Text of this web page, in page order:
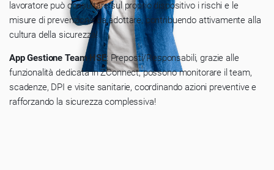
lavoratore può consultare sul proprio dispositivo i rischi e le
misure di prevenzione da adottare, contribuendo attivamente alla
cultura della sicurezza!
App Gestione Team HSE: Preposti/Responsabili, grazie alle
funzionalità dedicata in ZConnect, possono monitorare il team,
scadenze, DPI e visite sanitarie, coordinando azioni preventive e
rafforzando la sicurezza complessiva!